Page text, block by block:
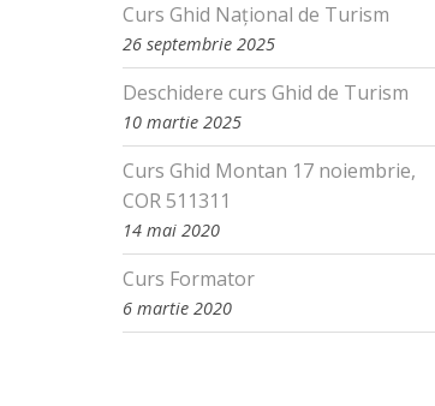
Curs Ghid Național de Turism
26 septembrie 2025
Deschidere curs Ghid de Turism
10 martie 2025
Curs Ghid Montan 17 noiembrie,
COR 511311
14 mai 2020
Curs Formator
6 martie 2020